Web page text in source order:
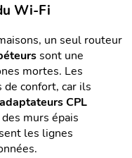
Wi-Fi
un seul routeur
sont une
mortes. Les
confort, car ils
adaptateurs CPL
murs épais
les lignes